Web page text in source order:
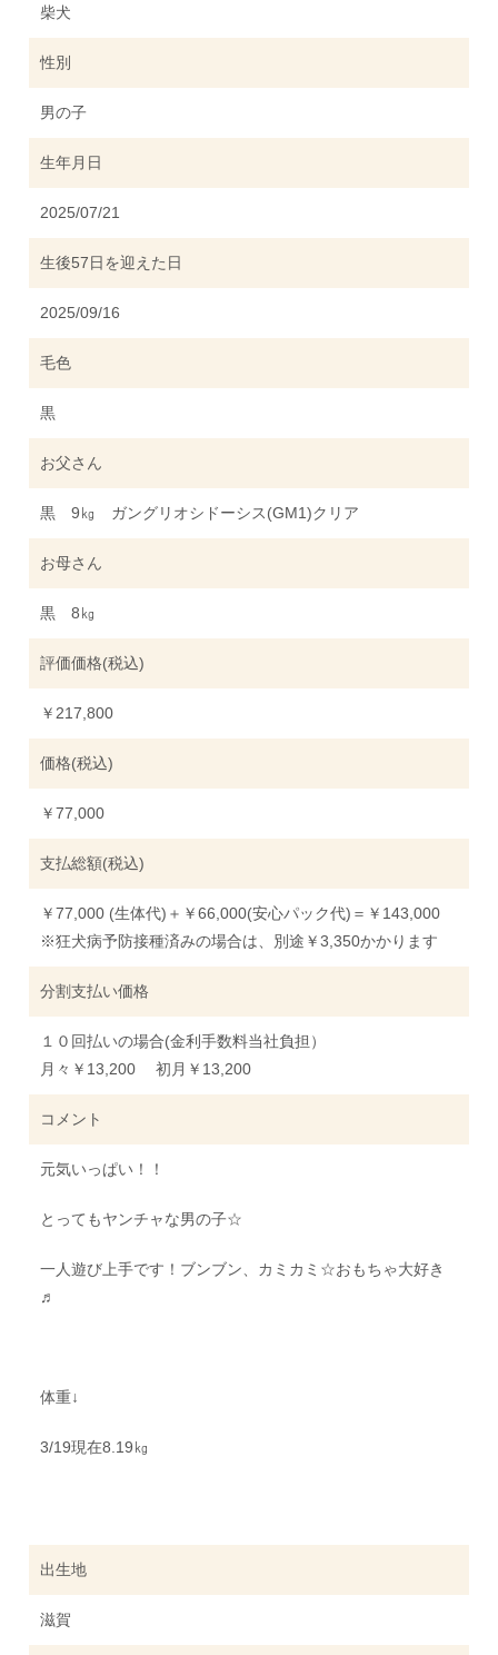
柴犬
性別
男の子
生年月日
2025/07/21
生後57日を迎えた日
2025/09/16
毛色
黒
お父さん
黒 9㎏ ガングリオシドーシス(GM1)クリア
お母さん
黒 8㎏
評価価格(税込)
￥217,800
価格(税込)
￥77,000
支払総額(税込)
￥77,000 (生体代)＋￥66,000(安心パック代)＝￥143,000
※狂犬病予防接種済みの場合は、別途￥3,350かかります
分割支払い価格
１０回払いの場合(金利手数料当社負担）
月々￥13,200 初月￥13,200
コメント
元気いっぱい！！
とってもヤンチャな男の子☆
一人遊び上手です！ブンブン、カミカミ☆おもちゃ大好き
♬
体重↓
3/19現在8.19㎏
出生地
滋賀